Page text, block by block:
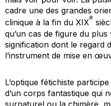
cadre une des grandes
clinique à la fin du XIX
e
qu’un cas de figure du
signification dont le regard
l’instrument de mise en
L’optique fétichiste
d’un corps fantastique qui
surnaturel ou la chimère,